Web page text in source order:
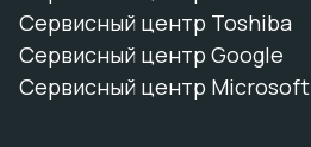
Сервисный центр Toshiba
Сервисный центр Google
Сервисный центр Microsoft